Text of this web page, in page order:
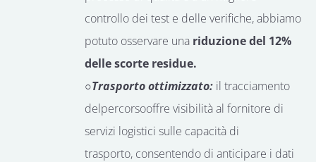
controllo dei test e delle verifiche, abbiamo
potuto osservare una riduzione del 12%
delle scorte residue.
○Trasporto ottimizzato: il tracciamento
delpercorsooffre visibilitàal fornitore di
servizi logistici sulle capacità di
trasporto, consentendo di anticipare i dati